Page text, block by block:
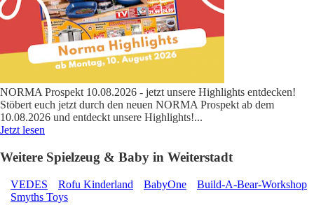
NORMA Prospekt 10.08.2026 - jetzt unsere Highlights entdecken!
Stöbert euch jetzt durch den neuen NORMA Prospekt ab dem
10.08.2026 und entdeckt unsere Highlights!...
Jetzt lesen
Weitere Spielzeug & Baby in Weiterstadt
VEDES Rofu Kinderland BabyOne
Build-A-Bear-Workshop
Smyths Toys